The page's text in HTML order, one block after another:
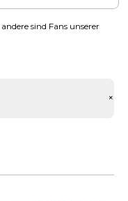
andere sind Fans unserer
+